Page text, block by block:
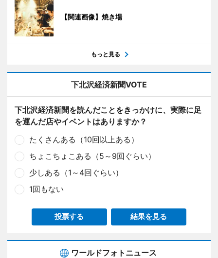
【関連画像】焼き場
もっと見る
下北沢経済新聞VOTE
下北沢経済新聞を読んだことをきっかけに、実際に足
を運んだ店やイベントはありますか？
たくさんある（10回以上ある）
ちょこちょこある（5～9回ぐらい）
少しある（1～4回ぐらい）
1回もない
投票する 結果を見る
ワールドフォトニュース